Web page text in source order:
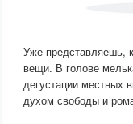
Уже представляешь,
вещи. В голове
дегустации местных
духом свободы и